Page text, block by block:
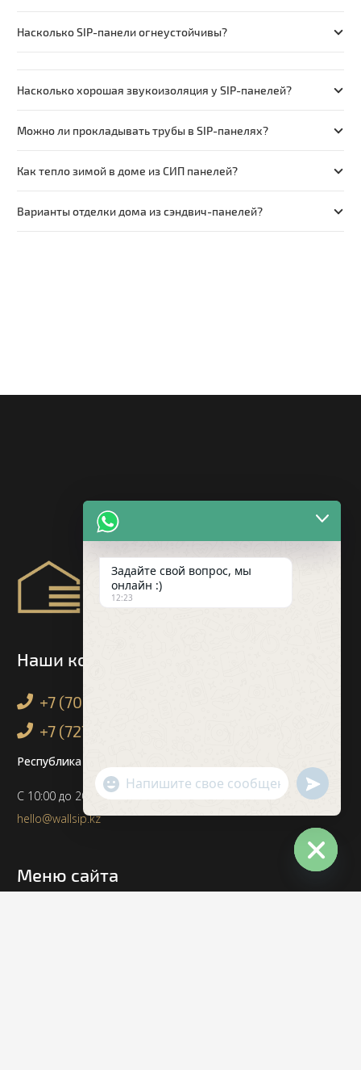
Насколько SIP-панели огнеустойчивы?
Насколько хорошая звукоизоляция у SIP-панелей?
Можно ли прокладывать трубы в SIP-панелях?
Как тепло зимой в доме из СИП панелей?
Варианты отделки дома из сэндвич-панелей?
Наши контакты
+7 (708) 971-30-71
+7 (727) 971-30-71
Республика Казахстан, г. Алматы
С 10:00 до 20:00; Без выходных
hello@wallsip.kz
Меню сайта
Задайте свой вопрос, мы
онлайн :)
12:23
"+chaty_settings.lang.emoji_picker+"
WhatsApp
Message